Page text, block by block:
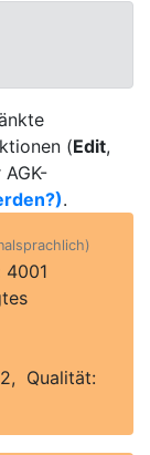
(Edit,
.
4001
Qualität: